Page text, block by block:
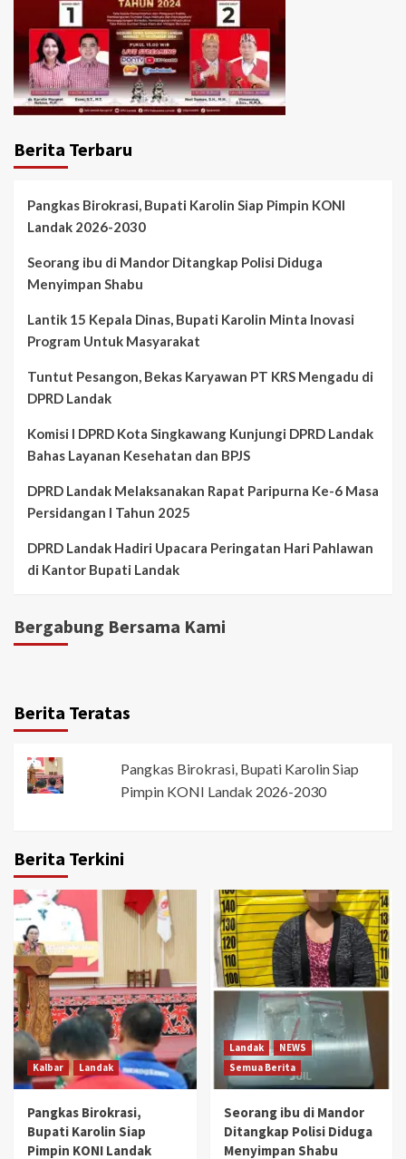
Berita Terbaru
Pangkas Birokrasi, Bupati Karolin Siap Pimpin KONI
Landak 2026-2030
Seorang ibu di Mandor Ditangkap Polisi Diduga
Menyimpan Shabu
Lantik 15 Kepala Dinas, Bupati Karolin Minta Inovasi
Program Untuk Masyarakat
Tuntut Pesangon, Bekas Karyawan PT KRS Mengadu di
DPRD Landak
Komisi I DPRD Kota Singkawang Kunjungi DPRD Landak
Bahas Layanan Kesehatan dan BPJS
DPRD Landak Melaksanakan Rapat Paripurna Ke-6 Masa
Persidangan I Tahun 2025
DPRD Landak Hadiri Upacara Peringatan Hari Pahlawan
di Kantor Bupati Landak
Bergabung Bersama Kami
Berita Teratas
Pangkas Birokrasi, Bupati Karolin Siap
Pimpin KONI Landak 2026-2030
Berita Terkini
Kalbar Landak
Pangkas Birokrasi,
Bupati Karolin Siap
Pimpin KONI Landak
Landak
NEWS
Semua Berita
Seorang ibu di Mandor
Ditangkap Polisi Diduga
Menyimpan Shabu